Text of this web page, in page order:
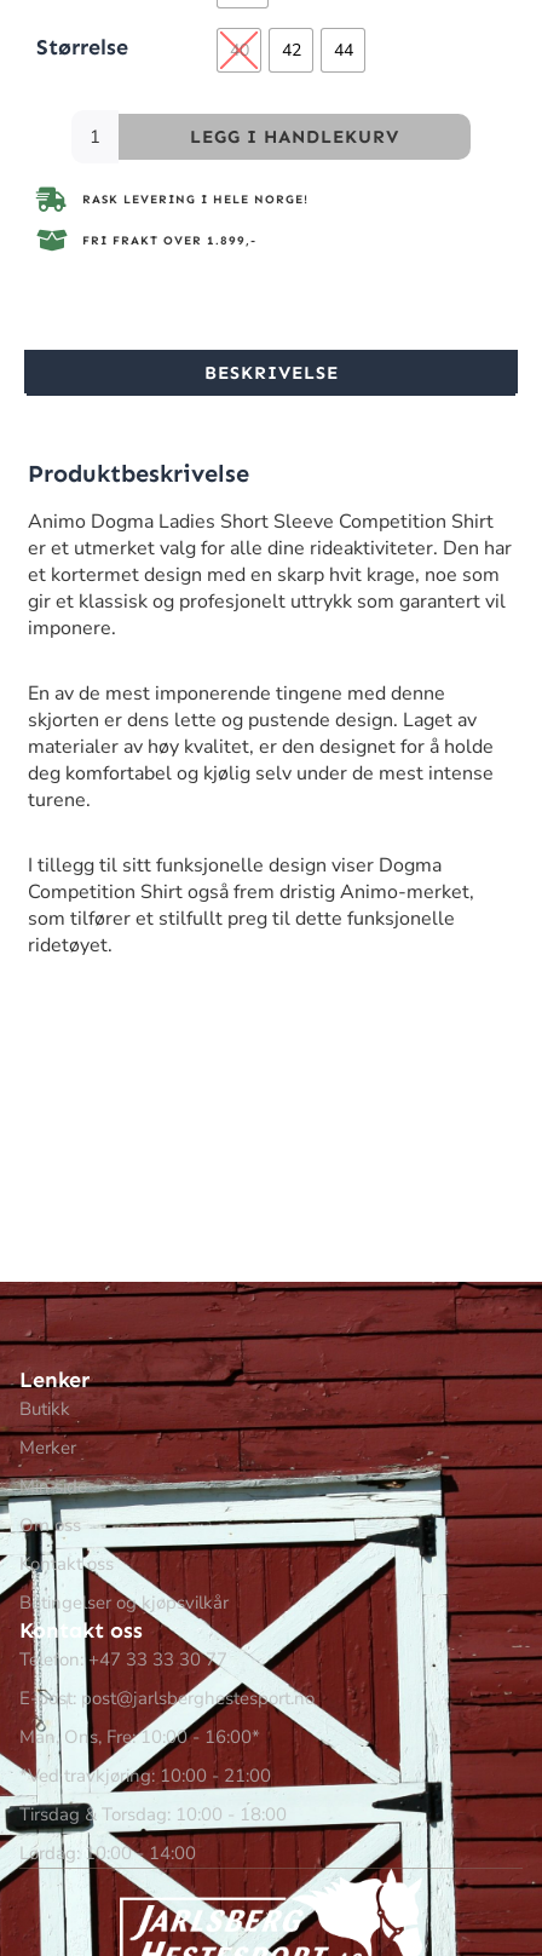
Størrelse 40 42 44
LEGG I HANDLEKURV
RASK LEVERING I HELE NORGE!
FRI FRAKT OVER 1.899,-
BESKRIVELSE
Produktbeskrivelse
Animo Dogma Ladies Short Sleeve Competition Shirt
er et utmerket valg for alle dine rideaktiviteter. Den har
et kortermet design med en skarp hvit krage, noe som
gir et klassisk og profesjonelt uttrykk som garantert vil
imponere.
En av de mest imponerende tingene med denne
skjorten er dens lette og pustende design. Laget av
materialer av høy kvalitet, er den designet for å holde
deg komfortabel og kjølig selv under de mest intense
turene.
I tillegg til sitt funksjonelle design viser Dogma
Competition Shirt også frem dristig Animo-merket,
som tilfører et stilfullt preg til dette funksjonelle
ridetøyet.
Lenker
Butikk
Merker
Min side
Om oss
Kontakt oss
Betingelser og kjøpsvilkår
Kontakt oss
Telefon: +47 33 33 30 77
E-post: post@jarlsberghestesport.no
Man, Ons, Fre: 10:00 - 16:00*
*Ved travkjøring: 10:00 - 21:00
Tirsdag & Torsdag: 10:00 - 18:00
Lørdag: 10:00 - 14:00